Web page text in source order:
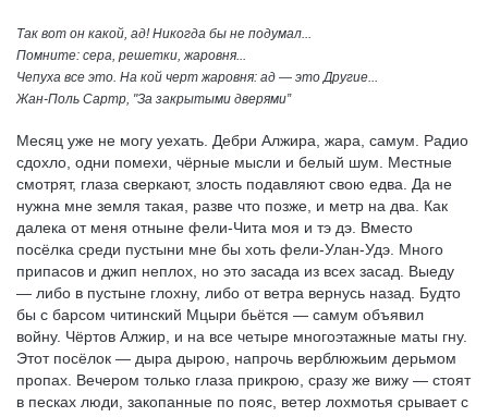
Так вот он какой, ад! Никогда бы не подумал...
Помните: сера, решетки, жаровня...
Чепуха все это. На кой черт жаровня: ад — это Другие...
Жан-Поль Сартр, "За закрытыми дверями”
Месяц уже не могу уехать. Дебри Алжира, жара, самум. Радио
сдохло, одни помехи, чёрные мысли и белый шум. Местные
смотрят, глаза сверкают, злость подавляют свою едва. Да не
нужна мне земля такая, разве что позже, и метр на два. Как
далека от меня отныне фели-Чита моя и тэ дэ. Вместо
посёлка среди пустыни мне бы хоть фели-Улан-Удэ. Много
припасов и джип неплох, но это засада из всех засад. Выеду
— либо в пустыне глохну, либо от ветра вернусь назад. Будто
бы с барсом читинский Мцыри бьётся — самум объявил
войну. Чёртов Алжир, и на все четыре многоэтажные маты гну.
Этот посёлок — дыра дырою, напрочь верблюжьим дерьмом
пропах. Вечером только глаза прикрою, сразу же вижу — стоят
в песках люди, закопанные по пояс, ветер лохмотья срывает с